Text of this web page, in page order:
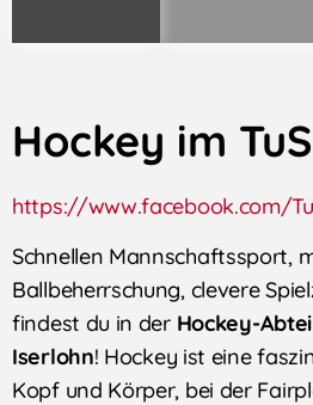
Hockey im
https://www.facebook.com/
Schnellen Mannschaftssport,
Ballbeherrschung, clevere
findest du in der Hockey-
Iserlohn! Hockey ist eine
Kopf und Körper, bei der